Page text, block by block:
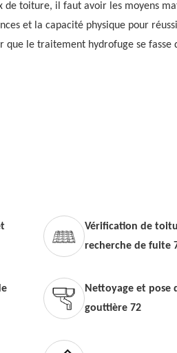
de toiture, il faut avoir les moyens
et la capacité physique pour
que le traitement hydrofuge se fasse
Vérification de
recherche de fuite
Nettoyage et pose
gouttière 72